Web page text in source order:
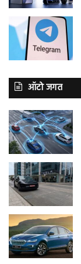
ऑटो जगत